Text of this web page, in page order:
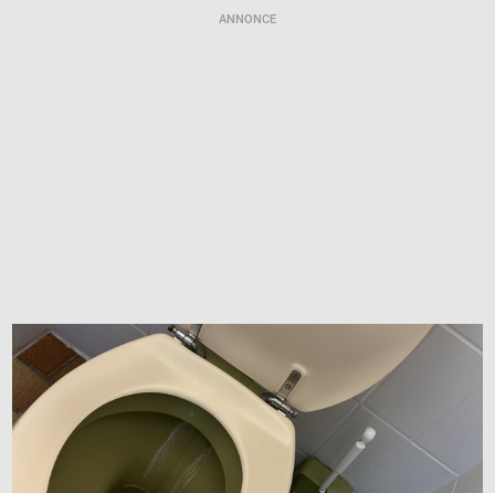
ANNONCE